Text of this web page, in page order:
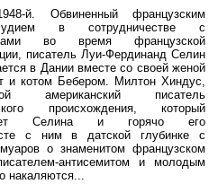
й. Обвиненный французским
в сотрудничестве с
во время французской
писатель Луи-Фердинанд Селин
в Дании вместе со своей женой
и котом Бебером. Милтон Хиндус,
американский писатель
происхождения, который
Селина и горячо его
с ним в датской глубинке с
о знаменитом французском
антисемитом и молодым
накаляются...